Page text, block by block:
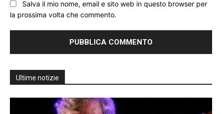
Salva il mio nome, email e sito web in questo browser per
la prossima volta che commento.
Ultime notizie